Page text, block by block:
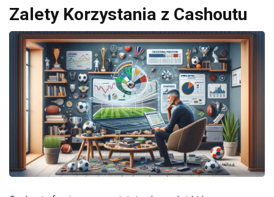
Zalety Korzystania z Cashoutu